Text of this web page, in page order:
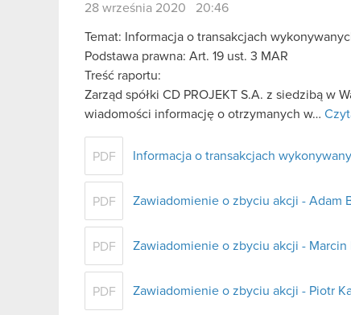
28 września 2020 20:46
Temat: Informacja o transakcjach
Podstawa prawna: Art. 19 ust. 3 MAR
Treść raportu:
Zarząd spółki CD PROJEKT S.A. z siedzibą w
wiadomości informację o otrzymanych w…
PDF Informacja o transakcjach
PDF Zawiadomienie o zbyciu akcji - Adam
PDF Zawiadomienie o zbyciu akcji - Marcin
PDF Zawiadomienie o zbyciu akcji - Piotr